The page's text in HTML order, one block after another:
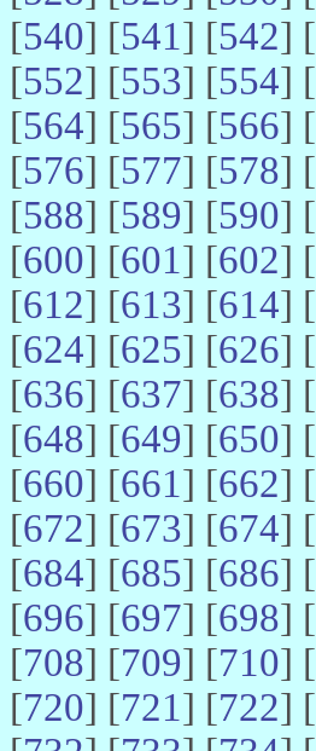
[540] [541] [542] [
[552] [553] [554] [
[564] [565] [566] [
[576] [577] [578] [
[588] [589] [590] [
[600] [601] [602] [
[612] [613] [614] [
[624] [625] [626] [
[636] [637] [638] [
[648] [649] [650] [
[660] [661] [662] [
[672] [673] [674] [
[684] [685] [686] [
[696] [697] [698] [
[708] [709] [710] [
[720] [721] [722] [